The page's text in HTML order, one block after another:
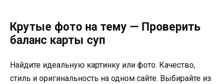
Крутые фото на тему — Проверить
баланс карты суп
Найдите идеальную картинку или фото. Качество,
стиль и оригинальность на одном сайте. Выбирайте из